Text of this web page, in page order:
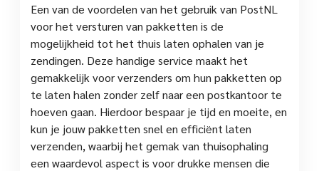
Een van de voordelen van het gebruik van PostNL
voor het versturen van pakketten is de
mogelijkheid tot het thuis laten ophalen van je
zendingen. Deze handige service maakt het
gemakkelijk voor verzenders om hun pakketten op
te laten halen zonder zelf naar een postkantoor te
hoeven gaan. Hierdoor bespaar je tijd en moeite, en
kun je jouw pakketten snel en efficiënt laten
verzenden, waarbij het gemak van thuisophaling
een waardevol aspect is voor drukke mensen die